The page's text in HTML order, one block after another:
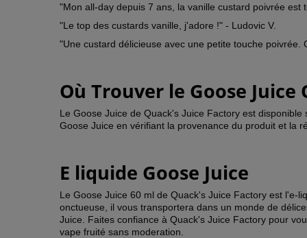
"Mon all-day depuis 7 ans, la vanille custard poivrée
"Le top des custards vanille, j'adore !" - Ludovic V.
"Une custard délicieuse avec une petite touche poivrée.
Où Trouver le Goose Juice
Le Goose Juice de Quack's Juice Factory est
Goose Juice en vérifiant la provenance du produit et la
E liquide Goose Juice
Le Goose Juice 60 ml de Quack's Juice Factory est l'e-
onctueuse, il vous transportera dans un monde de
Juice. Faites confiance à Quack's Juice Factory pour
vape fruité sans moderation.